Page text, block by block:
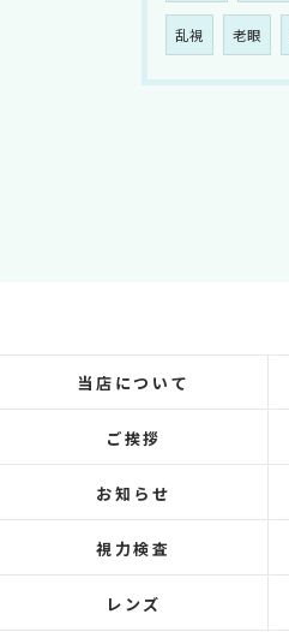
乱視 老眼
当店について
ご挨拶
お知らせ
視力検査
レンズ